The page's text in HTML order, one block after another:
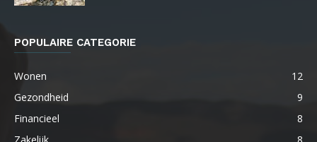
POPULAIRE CATEGORIE
Wonen
12
Gezondheid
9
Financieel
8